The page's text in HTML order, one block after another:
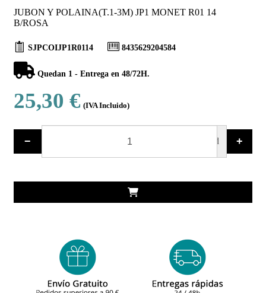
JUBON Y POLAINA(T.1-3M) JP1 MONET R01 14
B/ROSA
SJPCOIJP1R0114 8435629204584
Quedan 1 - Entrega en 48/72H.
25,30 € (IVA Incluido)
− ud +